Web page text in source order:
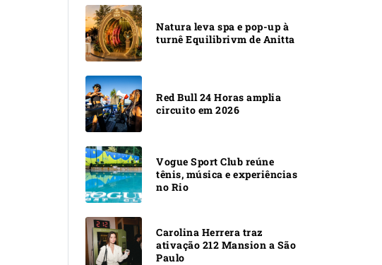
Natura leva spa e pop-up à
turnê Equilibrivm de Anitta
Red Bull 24 Horas amplia
circuito em 2026
Vogue Sport Club reúne
tênis, música e experiências
no Rio
Carolina Herrera traz
ativação 212 Mansion a São
Paulo